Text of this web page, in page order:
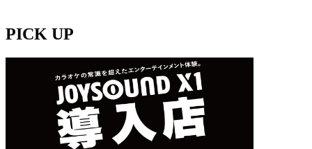
PICK UP